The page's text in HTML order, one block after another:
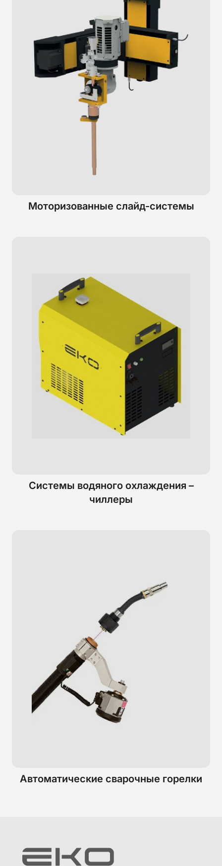
Моторизованные слайд-системы
Системы водяного охлаждения –
чиллеры
Автоматические сварочные горелки